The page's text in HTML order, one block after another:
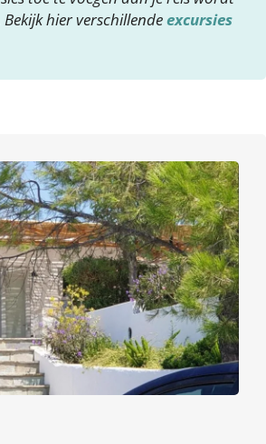
hier verschillendeexcursies